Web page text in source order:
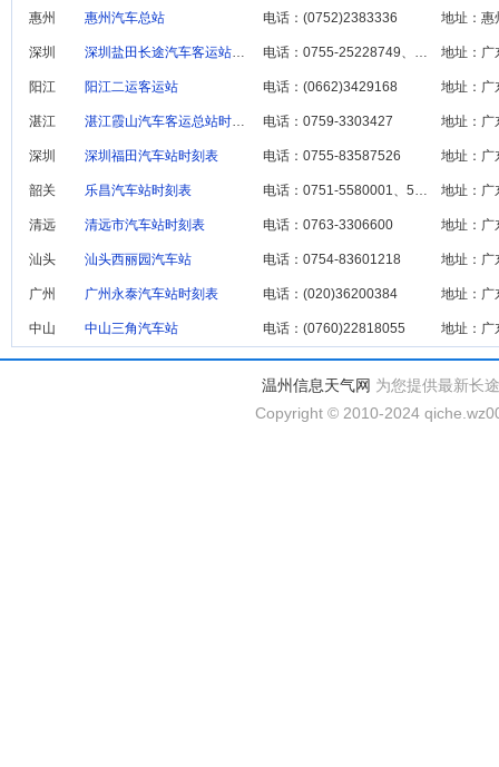
惠州 惠州汽车总站 电话：(0752)2383336 地址：惠
深圳 深圳盐田长途汽车客运站时刻表 电话：0755-25228749、(755) 25559760 地址：广
阳江 阳江二运客运站 电话：(0662)3429168 地址：广
湛江 湛江霞山汽车客运总站时刻表 电话：0759-3303427
深圳 深圳福田汽车站时刻表 电话：0755-83587526 地址：广
韶关 乐昌汽车站时刻表 电话：0751-5580001、5584954 地址：广
清远 清远市汽车站时刻表 电话：0763-3306600‎ 地址：广
汕头 汕头西丽园汽车站 电话：0754-83601218 地址：广
广州 广州永泰汽车站时刻表 电话：(020)36200384 地址：广
中山 中山三角汽车站 电话：(0760)22818055 地址：广
温州信息天气网 为您提供最新长
Copyright © 2010-2024